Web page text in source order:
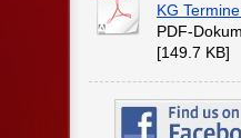
KG
PDF-
[149.7 KB]